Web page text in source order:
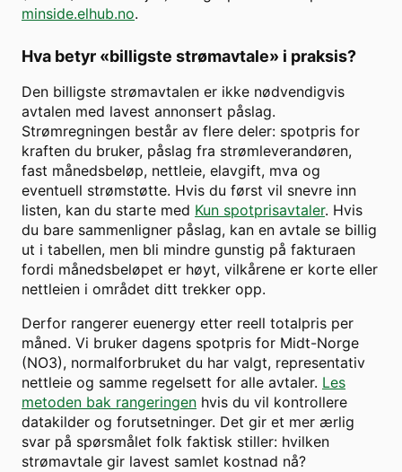
minside.elhub.no.
Hva betyr «billigste strømavtale» i praksis?
Den billigste strømavtalen er ikke nødvendigvis
avtalen med lavest annonsert påslag.
Strømregningen består av flere deler: spotpris for
kraften du bruker, påslag fra strømleverandøren,
fast månedsbeløp, nettleie, elavgift, mva og
eventuell strømstøtte. Hvis du først vil snevre inn
listen, kan du starte med Kun spotprisavtaler. Hvis
du bare sammenligner påslag, kan en avtale se billig
ut i tabellen, men bli mindre gunstig på fakturaen
fordi månedsbeløpet er høyt, vilkårene er korte eller
nettleien i området ditt trekker opp.
Derfor rangerer euenergy etter reell totalpris per
måned. Vi bruker dagens spotpris for Midt-Norge
(NO3), normalforbruket du har valgt, representativ
nettleie og samme regelsett for alle avtaler. Les
metoden bak rangeringen hvis du vil kontrollere
datakilder og forutsetninger. Det gir et mer ærlig
svar på spørsmålet folk faktisk stiller: hvilken
strømavtale gir lavest samlet kostnad nå?